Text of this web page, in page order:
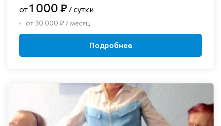
от1 000 ₽ / сутки
от 30 000 ₽ / месяц
Подробнее